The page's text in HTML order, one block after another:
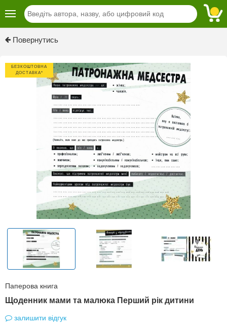
Повернутись
БЕЗКОШТОВНА
ДОСТАВКА*
Паперова книга
Щоденник мами та малюка Перший рік дитини
залишити відгук